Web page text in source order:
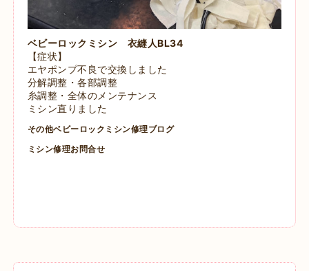
ベビーロックミシン 衣縫人BL34
【症状】
エヤポンプ不良で交換しました
分解調整・各部調整
糸調整・全体のメンテナンス
ミシン直りました
その他ベビーロックミシン修理ブログ
ミシン修理お問合せ